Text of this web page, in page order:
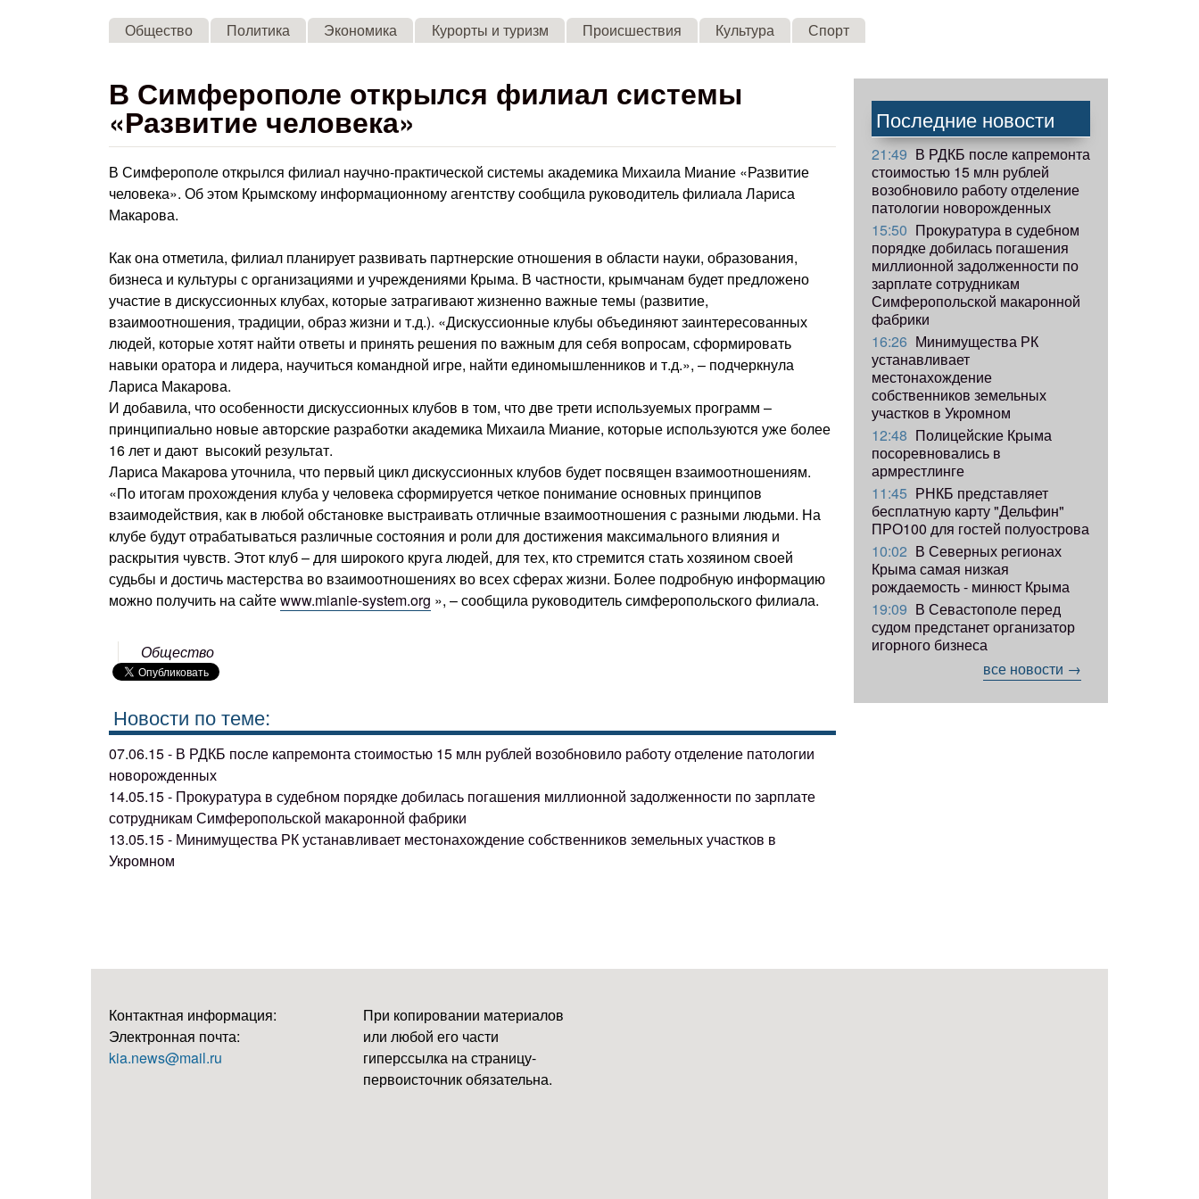
Skip to main content
Общество Политика Экономика Курорты и туризм Происшествия Культура Спорт
В Симферополе открылся филиал системы
«Развитие человека»
В Симферополе открылся филиал научно-практической системы академика Михаила Миание «Развитие
человека». Об этом Крымскому информационному агентству сообщила руководитель филиала Лариса
Макарова.
Как она отметила, филиал планирует развивать партнерские отношения в области науки, образования,
бизнеса и культуры с организациями и учреждениями Крыма. В частности, крымчанам будет предложено
участие в дискуссионных клубах, которые затрагивают жизненно важные темы (развитие,
взаимоотношения, традиции, образ жизни и т.д.). «Дискуссионные клубы объединяют заинтересованных
людей, которые хотят найти ответы и принять решения по важным для себя вопросам, сформировать
навыки оратора и лидера, научиться командной игре, найти единомышленников и т.д.», – подчеркнула
Лариса Макарова.
И добавила, что особенности дискуссионных клубов в том, что две трети используемых программ –
принципиально новые авторские разработки академика Михаила Миание, которые используются уже более
16 лет и дают высокий результат.
Лариса Макарова уточнила, что первый цикл дискуссионных клубов будет посвящен взаимоотношениям.
«По итогам прохождения клуба у человека сформируется четкое понимание основных принципов
взаимодействия, как в любой обстановке выстраивать отличные взаимоотношения с разными людьми. На
клубе будут отрабатываться различные состояния и роли для достижения максимального влияния и
раскрытия чувств. Этот клуб – для широкого круга людей, для тех, кто стремится стать хозяином своей
судьбы и достичь мастерства во взаимоотношениях во всех сферах жизни. Более подробную информацию
можно получить на сайтеwww.mianie-system.org », – сообщила руководитель симферопольского филиала.
Общество
Новости по теме:
07.06.15 - В РДКБ после капремонта стоимостью 15 млн рублей возобновило работу отделение патологии
новорожденных
14.05.15 - Прокуратура в судебном порядке добилась погашения миллионной задолженности по зарплате
сотрудникам Симферопольской макаронной фабрики
13.05.15 - Минимущества РК устанавливает местонахождение собственников земельных участков в
Укромном
Последние новости
21:49 В РДКБ после капремонта
стоимостью 15 млн рублей
возобновило работу отделение
патологии новорожденных
15:50 Прокуратура в судебном
порядке добилась погашения
миллионной задолженности по
зарплате сотрудникам
Симферопольской макаронной
фабрики
16:26 Минимущества РК
устанавливает
местонахождение
собственников земельных
участков в Укромном
12:48 Полицейские Крыма
посоревновались в
армрестлинге
11:45 РНКБ представляет
бесплатную карту "Дельфин"
ПРО100 для гостей полуострова
10:02 В Северных регионах
Крыма самая низкая
рождаемость - минюст Крыма
19:09 В Севастополе перед
судом предстанет организатор
игорного бизнеса
все новости →
Контактная информация:
Электронная почта:
kia.news@mail.ru
При копировании материалов
или любой его части
гиперссылка на страницу-
первоисточник обязательна.